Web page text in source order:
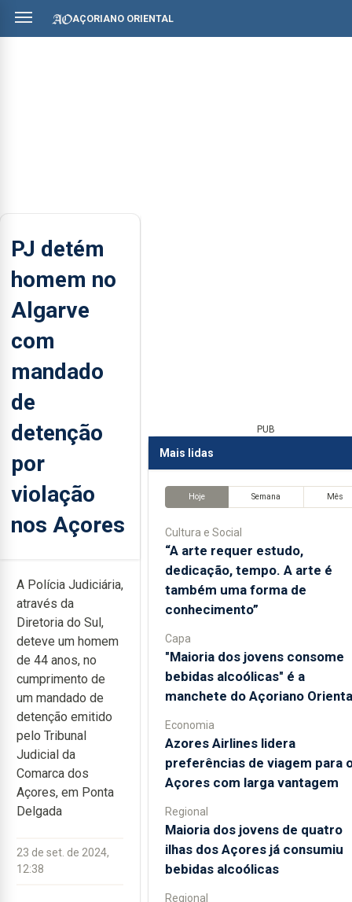
AÇORIANO ORIENTAL
PJ detém
homem no
Algarve
com
mandado
de
detenção
por
violação
nos Açores
A Polícia Judiciária,
através da
Diretoria do Sul,
deteve um homem
de 44 anos, no
cumprimento de
um mandado de
detenção emitido
pelo Tribunal
Judicial da
Comarca dos
Açores, em Ponta
Delgada
23 de set. de 2024,
12:38
PUB
Mais lidas
Hoje Semana Mês
Cultura e Social
“A arte requer estudo,
dedicação, tempo. A arte é
também uma forma de
conhecimento”
Capa
"Maioria dos jovens consome
bebidas alcoólicas" é a
manchete do Açoriano
Economia
Azores Airlines lidera
preferências de viagem para
Açores com larga vantagem
Regional
Maioria dos jovens de quatro
ilhas dos Açores já consumiu
bebidas alcoólicas
Regional